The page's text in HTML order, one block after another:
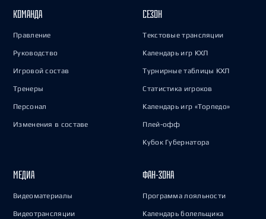
КОМАНДА
Правление
Руководство
Игровой состав
Тренеры
Персонал
Изменения в составе
СЕЗОН
Текстовые трансляции
Календарь игр КХЛ
Турнирные таблицы КХЛ
Статистика игроков
Календарь игр «Торпедо»
Плей-офф
Кубок Губернатора
МЕДИА
Видеоматериалы
Видеотрансляции
ФАН-ЗОНА
Программа лояльности
Календарь болельщика